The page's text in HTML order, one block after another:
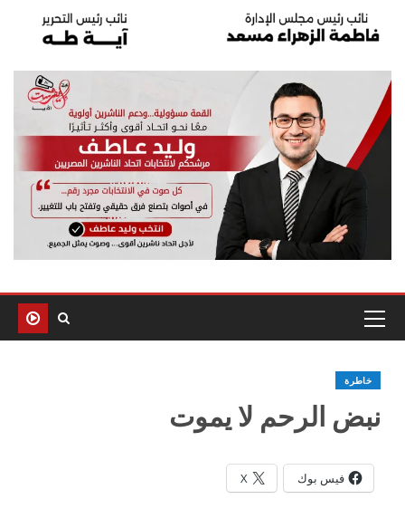
خاطرة
نبض الرحم لا يموت
فيس بوك X